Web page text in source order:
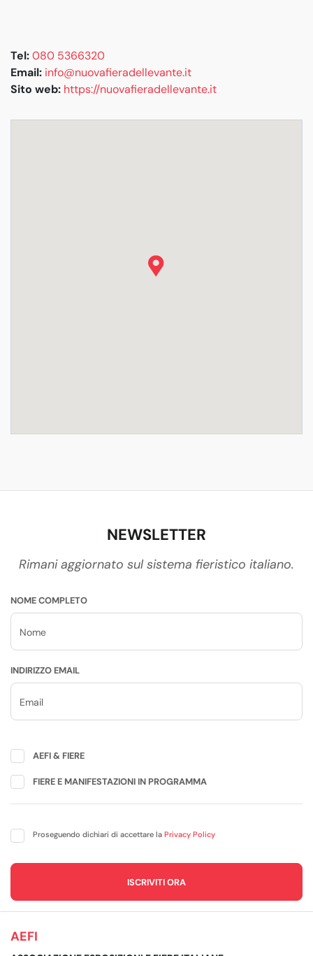
Tel:080 5366320
Email: info@nuovafieradellevante.it
Sito web: https://nuovafieradellevante.it
NEWSLETTER
Rimani aggiornato sul sistema fieristico italiano.
NOME COMPLETO
INDIRIZZO EMAIL
AEFI & FIERE
FIERE E MANIFESTAZIONI IN PROGRAMMA
Proseguendo dichiari di accettare la Privacy Policy
AEFI